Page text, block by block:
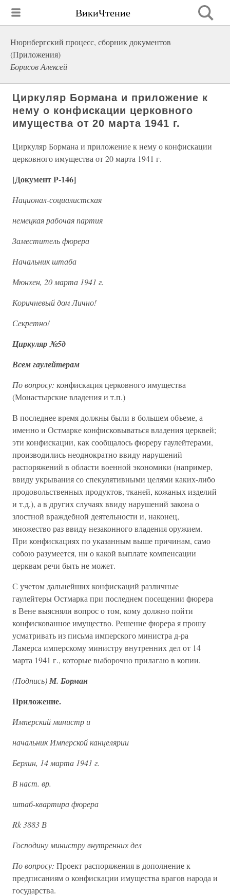
ВикиЧтение
Нюрнбергский процесс, сборник документов
(Приложения)
Борисов Алексей
Циркуляр Бормана и приложение к
нему о конфискации церковного
имущества от 20 марта 1941 г.
Циркуляр Бормана и приложение к нему о конфискации
церковного имущества от 20 марта 1941 г.
[Документ Р-146]
Национал-социалистская
немецкая рабочая партия
Заместитель фюрера
Начальник штаба
Мюнхен, 20 марта 1941 г.
Коричневый дом Лично!
Секретно!
Циркуляр №5д
Всем гаулейтерам
По вопросу: конфискация церковного имущества
(Монастырские владения и т.п.)
В последнее время должны были в большем объеме, а
именно и Остмарке конфисковываться владения церквей;
эти конфискации, как сообщалось фюреру гаулейтерами,
производились неоднократно ввиду нарушений
распоряжений в области военной экономики (например,
ввиду укрывания со спекулятивными целями каких-либо
продовольственных продуктов, тканей, кожаных изделий
и т.д.), а в других случаях ввиду нарушений закона о
злостной враждебной деятельности и, наконец,
множество раз ввиду незаконного владения оружием.
При конфискациях по указанным выше причинам, само
собою разумеется, ни о какой выплате компенсации
церквам речи быть не может.
С учетом дальнейших конфискаций различные
гаулейтеры Остмарка при последнем посещении фюрера
в Вене выясняли вопрос о том, кому должно пойти
конфискованное имущество. Решение фюрера я прошу
усматривать из письма имперского министра д-ра
Ламерса имперскому министру внутренних дел от 14
марта 1941 г., которые выборочно прилагаю в копии.
(Подпись)М. Борман
Приложение.
Имперский министр и
начальник Имперской канцелярии
Берлин, 14 марта 1941 г.
В наст. вр.
штаб-квартира фюрера
Rk 3883 В
Господину министру внутренних дел
По вопросу: Проект распоряжения в дополнение к
предписаниям о конфискации имущества врагов народа и
государства.